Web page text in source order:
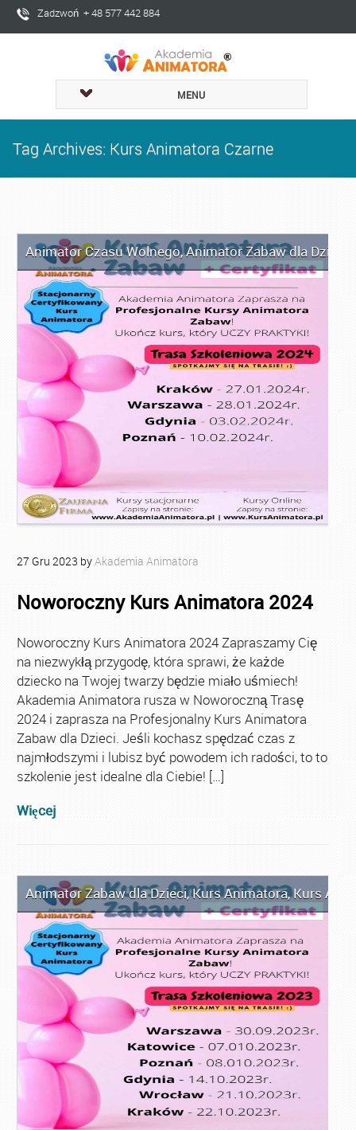
Zadzwoń + 48 577 442 884
MENU
Tag Archives: Kurs Animatora Czarne
Animator Czasu Wolnego,Animator Zabaw dla Dzieci
27 Gru 2023 byAkademia Animatora
Noworoczny Kurs Animatora 2024
Noworoczny Kurs Animatora 2024 Zapraszamy Cię
na niezwykłą przygodę, która sprawi, że każde
dziecko na Twojej twarzy będzie miało uśmiech!
Akademia Animatora rusza w Noworoczną Trasę
2024 i zaprasza na Profesjonalny Kurs Animatora
Zabaw dla Dzieci. Jeśli kochasz spędzać czas z
najmłodszymi i lubisz być powodem ich radości, to to
szkolenie jest idealne dla Ciebie! […]
Więcej
Animator Zabaw dla Dzieci,Kurs Animatora,Kurs